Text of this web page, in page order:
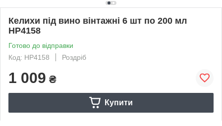
Келихи під вино вінтажні 6 шт по 200 мл
HP4158
Готово до відправки
Код: HP4158
Роздріб
1 009 ₴
Купити